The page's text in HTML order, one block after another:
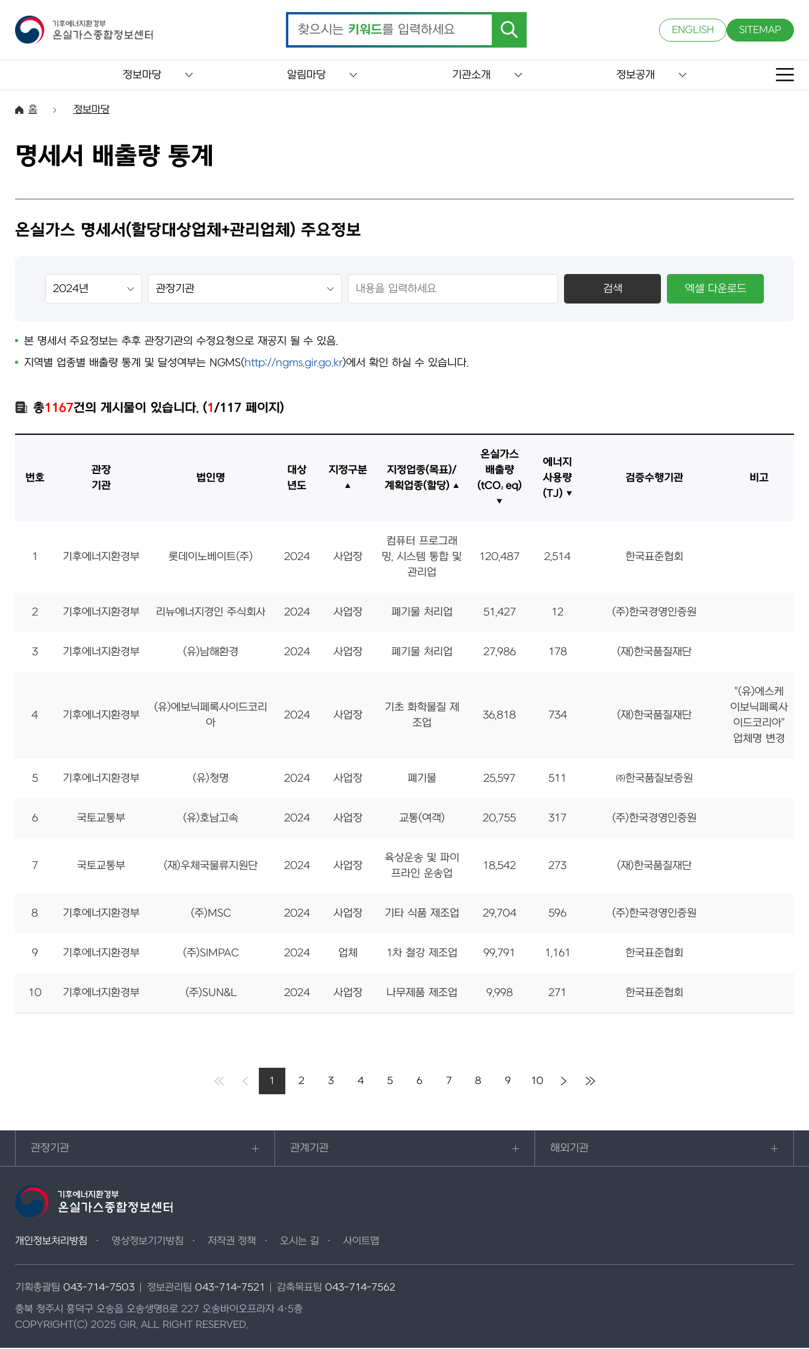
찾으시는 키워드를 입력하세요 ENGLISH SITEMAP
정보마당 알림마당 기관소개 정보공개
홈 정보마당
명세서 배출량 통계
온실가스 명세서(할당대상업체+관리업체) 주요정보
검색 엑셀 다운로드
본 명세서 주요정보는 추후 관장기관의 수정요청으로 재공지 될 수 있음.
지역별 업종별 배출량 통계 및 달성여부는 NGMS(http://ngms.gir.go.kr)에서 확인 하실 수 있습니다.
총1167건의 게시물이 있습니다. (1 /117 페이지)
번호
관장
기관
법인명
대상
년도
지정구분
▲
지정업종(목표)/
계획업종(할당) ▲
온실가스
배출량
(tCO₂eq)
▼
에너지
사용량
(TJ) ▼
검증수행기관 비고
1 기후에너지환경부 롯데이노베이트(주) 2024 사업장
컴퓨터 프로그래
밍, 시스템 통합 및
관리업
120,487 2,514 한국표준협회
2 기후에너지환경부 리뉴에너지경인 주식회사 2024 사업장 폐기물 처리업 51,427 12 (주)한국경영인증원
3 기후에너지환경부 (유)남해환경 2024 사업장 폐기물 처리업 27,986 178 (재)한국품질재단
4 기후에너지환경부
(유)에보닉페록사이드코리
아
2024 사업장
기초 화학물질 제
조업
36,818 734 (재)한국품질재단
"(유)에스케
이보닉페록사
이드코리아"
업체명 변경
5 기후에너지환경부 (유)청명 2024 사업장 폐기물 25,597 511 ㈜한국품질보증원
6 국토교통부 (유)호남고속 2024 사업장 교통(여객) 20,755 317 (주)한국경영인증원
7 국토교통부 (재)우체국물류지원단 2024 사업장
육상운송 및 파이
프라인 운송업
18,542 273 (재)한국품질재단
8 기후에너지환경부 (주)MSC 2024 사업장 기타 식품 제조업 29,704 596 (주)한국경영인증원
9 기후에너지환경부 (주)SIMPAC 2024 업체 1차 철강 제조업 99,791 1,161 한국표준협회
10 기후에너지환경부 (주)SUN&L 2024 사업장 나무제품 제조업 9,998 271 한국표준협회
1 2 3 4 5 6 7 8 9 10
관장기관 관계기관 해외기관
개인정보처리방침 영상정보기기방침 저작권 정책 오시는 길 사이트맵
기획총괄팀 043-714-7503 정보관리팀 043-714-7521 감축목표팀 043-714-7562
충북 청주시 흥덕구 오송읍 오송생명8로 227 오송바이오프라자 4·5층
COPYRIGHT(C) 2025 GIR. ALL RIGHT RESERVED.